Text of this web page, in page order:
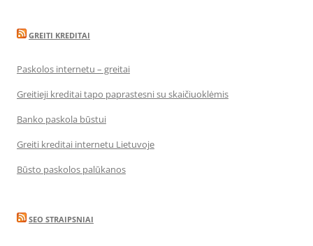
GREITI KREDITAI
Paskolos internetu – greitai
Greitieji kreditai tapo paprastesni su skaičiuoklėmis
Banko paskola būstui
Greiti kreditai internetu Lietuvoje
Būsto paskolos palūkanos
SEO STRAIPSNIAI